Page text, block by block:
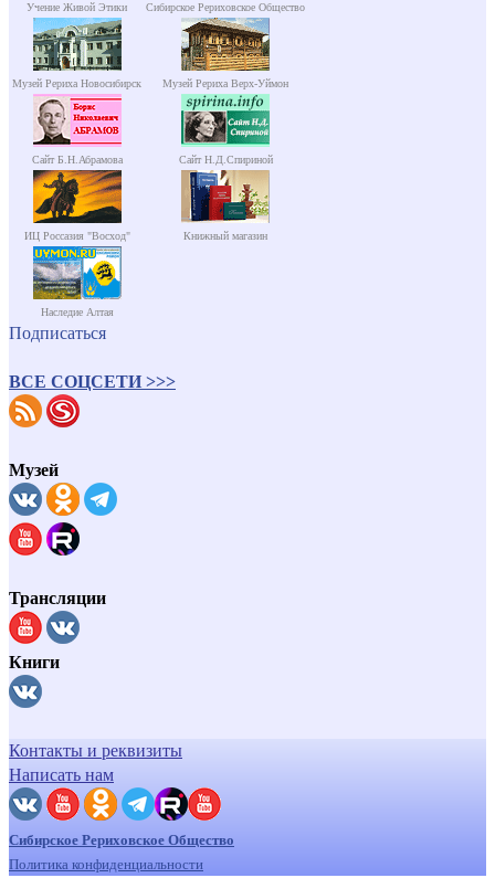
Учение Живой Этики Сибирское Рериховское Общество
Музей Рериха Новосибирск Музей Рериха Верх-Уймон
Сайт Б.Н.Абрамова Сайт Н.Д.Спириной
ИЦ Россазия "Восход" Книжный магазин
Наследие Алтая
Подписаться
ВСЕ СОЦСЕТИ >>>
Музей
Трансляции
Книги
Контакты и реквизиты
Написать нам
Сибирское Рериховское Общество
Политика конфиденциальности